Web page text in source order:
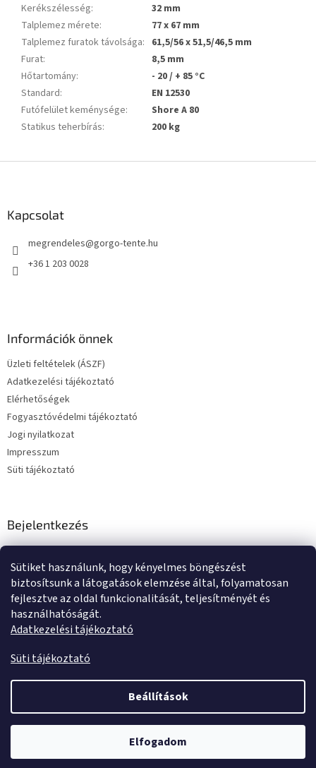
Sütiket használunk, hogy kényelmes böngészést
biztosítsunk a látogatások elemzése által, folyamatosan
fejlesztve az oldal funkcionalitását, teljesítményét és
használhatóságát.
Adatkezelési tájékoztató
Süti tájékoztató
Beállítások
Elfogadom
Kerékszélesség:
32 mm
Talplemez mérete:
77 x 67 mm
Talplemez furatok távolsága: 61,5/56 x 51,5/46,5 mm
Furat:
8,5 mm
Hőtartomány:
- 20 / + 85 °C
Standard:
EN 12530
Futófelület keménysége:
Shore A 80
Statikus teherbírás: 200 kg
Kapcsolat
megrendeles@gorgo-tente.hu
+36 1 203 0028
Információk önnek
Üzleti feltételek (ÁSZF)
Adatkezelési tájékoztató
Elérhetőségek
Fogyasztóvédelmi tájékoztató
Jogi nyilatkozat
Impresszum
Süti tájékoztató
Bejelentkezés
E-mail
Jelszó
BEJELENTKEZÉS
Új regisztrációElfelejtett jelszó
Shoptet készítette
Tente kerekek és görgők